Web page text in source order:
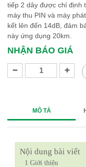
tiếp 2 dây được chỉ định
máy thu PIN và máy
kết lên đến 14dB, đảm
này ứng dụng 20km.
NHẬN BÁO GIÁ
MÔ TẢ
Nội dung bài viết
1 Giới thiệu